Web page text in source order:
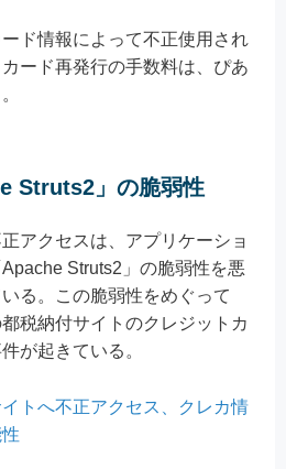
ド情報によって不正使用され
ード再発行の手数料は、ぴあ
Struts2」の脆弱性
アクセスは、アプリケーショ
Struts2」の脆弱性を悪
る。この脆弱性をめぐって
税納付サイトのクレジットカ
が起きている。
トへ不正アクセス、クレカ情